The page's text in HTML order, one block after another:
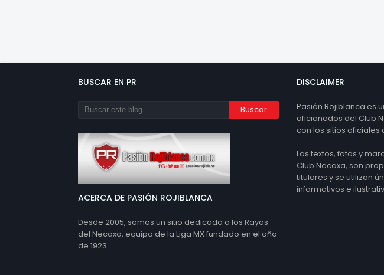
BUSCAR EN PR
ACERCA DE PASIÓN ROJIBLANCA
Desde 2005, somos un sitio dedicado a los Rayos
del Necaxa, equipo de la Liga MX fundado en el año
de 1923.
DISCLAIMER
Pasión Rojiblanca es
aficionados del Club
con los sitios oficiales
Los textos, fotos y
Club Necaxa, son
titulares y se utilizan
informativos e